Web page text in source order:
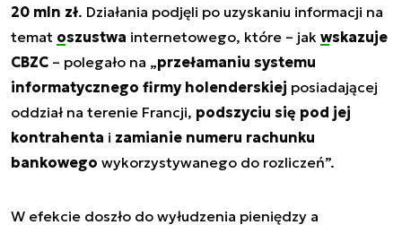
20 mln zł. Działania podjęli po uzyskaniu informacji na
temat oszustwa internetowego, które – jak wskazuje
CBZC – polegało na „przełamaniu systemu
informatycznego firmy holenderskiej posiadającej
oddział na terenie Francji, podszyciu się pod jej
kontrahenta i zamianie numeru rachunku
bankowego wykorzystywanego do rozliczeń”.
W efekcie doszło do wyłudzenia pieniędzy a